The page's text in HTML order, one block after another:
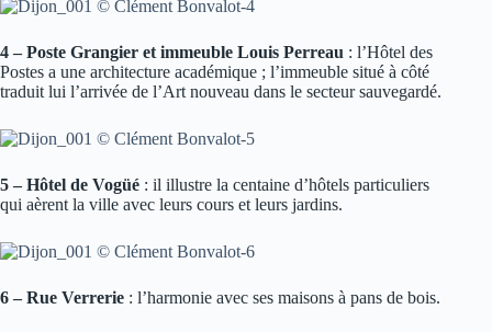
4 – Poste Grangier et immeuble Louis Perreau : l’Hôtel des
Postes a une architecture académique ; l’immeuble situé à côté
traduit lui l’arrivée de l’Art nouveau dans le secteur sauvegardé.
5 – Hôtel de Vogüé : il illustre la centaine d’hôtels particuliers
qui aèrent la ville avec leurs cours et leurs jardins.
6 – Rue Verrerie : l’harmonie avec ses maisons à pans de bois.